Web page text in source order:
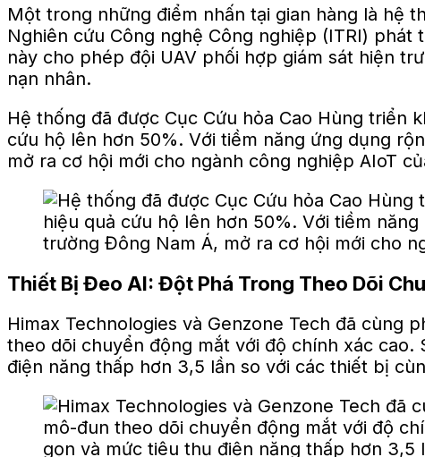
Một trong những điểm nhấn tại gian hàng là hệ
Nghiên cứu Công nghệ Công nghiệp (ITRI)
này cho phép đội UAV phối hợp giám sát hiện
nạn nhân.
Hệ thống đã được Cục Cứu hỏa Cao Hùng triển
cứu hộ lên hơn 50%. Với tiềm năng ứng dụng
mở ra cơ hội mới cho ngành công nghiệp AIoT
Thiết Bị Đeo AI: Đột Phá Trong Theo Dõi
Himax Technologies và Genzone Tech đã
theo dõi chuyển động mắt với độ chính xác
điện năng thấp hơn 3,5 lần so với các thiết bị